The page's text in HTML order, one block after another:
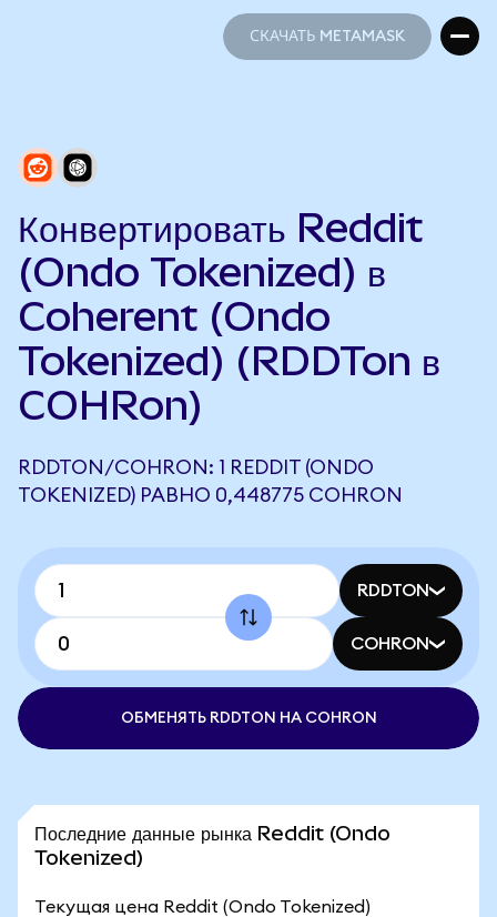
СКАЧАТЬ METAMASK
Конвертировать Reddit
(Ondo Tokenized) в
Coherent (Ondo
Tokenized) (RDDTon в
COHRon)
RDDTON/COHRON: 1 REDDIT (ONDO
TOKENIZED) РАВНО 0,448775 COHRON
RDDTON
COHRON
ОБМЕНЯТЬ RDDTON НА COHRON
Последние данные рынка Reddit (Ondo
Tokenized)
Текущая цена Reddit (Ondo Tokenized)